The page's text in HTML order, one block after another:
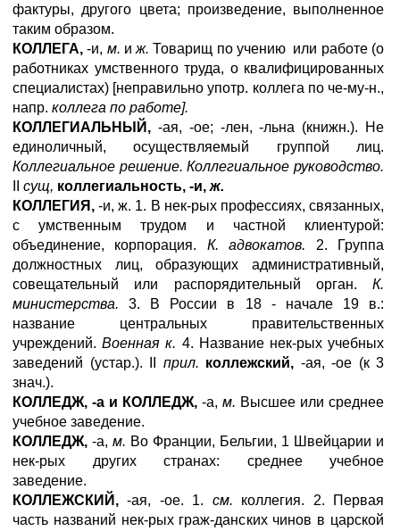
фактуры, другого цвета; произведение, выполненное
таким образом.
КОЛЛЕГА, -и, м. иж. Товарищ по учению или работе (о
работниках умственного труда, о квалифицированных
специалистах) [неправильно употр. коллега по че-му-н.,
напр. коллега по работе].
КОЛЛЕГИАЛЬНЫЙ, -ая, -ое; -лен, -льна (книжн.). Не
единоличный, осуществляемый группой лиц.
Коллегиальное решение. Коллегиальное руководство.
сущ, коллегиальность, -и, ж.
КОЛЛЕГИЯ, -и, ж. 1. В нек-рых профессиях, связанных,
с умственным трудом и частной клиентурой:
объединение, корпорация. К. адвокатов. 2. Группа
должностных лиц, образующих административный,
совещательный или распорядительный орган. К.
министерства. 3. В России в 18 - начале 19 в.:
название центральных правительственных
учреждений.Военная к. 4. Название нек-рых учебных
заведений (устар.). II прил. коллежский, -ая, -ое (к 3
знач.).
КОЛЛЕДЖ, -а и КОЛЛЕДЖ, -а, м. Высшее или среднее
учебное заведение.
КОЛЛЕДЖ, -а, м. Во Франции, Бельгии, 1 Швейцарии и
нек-рых других странах: среднее учебное
заведение.
КОЛЛЕЖСКИЙ, -ая, -ое. 1. см. коллегия. 2. Первая
часть названий нек-рых граж-данских чинов в царской